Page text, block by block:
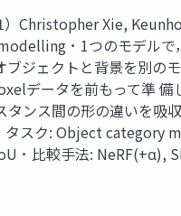
Christopher Xie,
･ 1つのモデルで
ェクトと背景を別のモ
データを前もって準 備
ンス間の形の違いを吸
タスク: Object category
･ 比較手法: NeRF(+α),